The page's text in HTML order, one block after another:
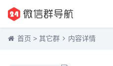
首页 > 其它群 内容详情